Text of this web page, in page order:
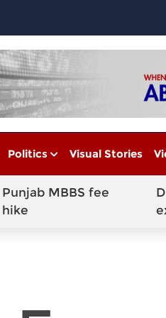
Politics Visual Stories
Punjab MBBS fee
hike